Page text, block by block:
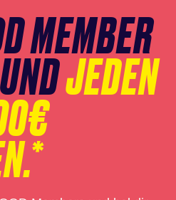
MEMBER
JEDEN